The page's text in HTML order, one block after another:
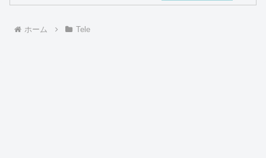
ホーム Tele